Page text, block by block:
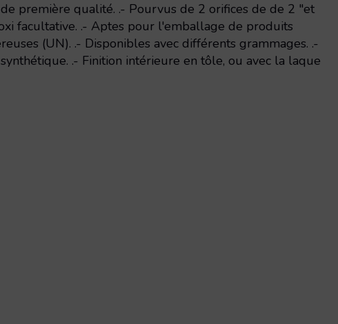
première qualité. .- Pourvus de 2 orifices de de 2 "et
facultative. .- Aptes pour l'emballage de produits
(UN). .- Disponibles avec différents grammages. .-
.- Finition intérieure en tôle, ou avec la laque